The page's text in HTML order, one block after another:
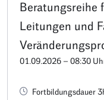
Beratungsreihe
Leitungen und
– Termin A1
01.09.2026 – 08:30
Fortbildungsdauer